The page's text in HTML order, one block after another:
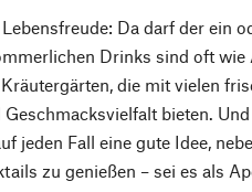
Da darf der ein
Drinks sind oft wie
die mit vielen
bieten.
jeden Fall eine gute Idee,
zu genießen – sei es als